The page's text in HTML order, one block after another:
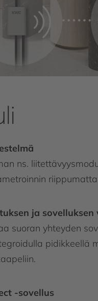
ns.
ja sovelluksen
suoran yhteyden
pidikkeellä
-sovellus